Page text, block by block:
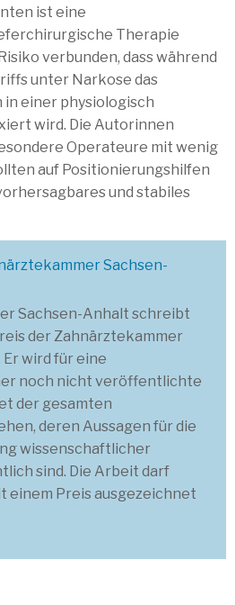
ist eine
Therapie
verbunden, dass während
unter Narkose das
einer physiologisch
wird. Die Autorinnen
Operateure mit wenig
auf Positionierungshilfen
und stabiles
Sachsen-
Sachsen-Anhalt schreibt
der Zahnärztekammer
wird für eine
noch nicht veröffentlichte
der gesamten
deren Aussagen für die
wissenschaftlicher
sind. Die Arbeit darf
einem Preis ausgezeichnet